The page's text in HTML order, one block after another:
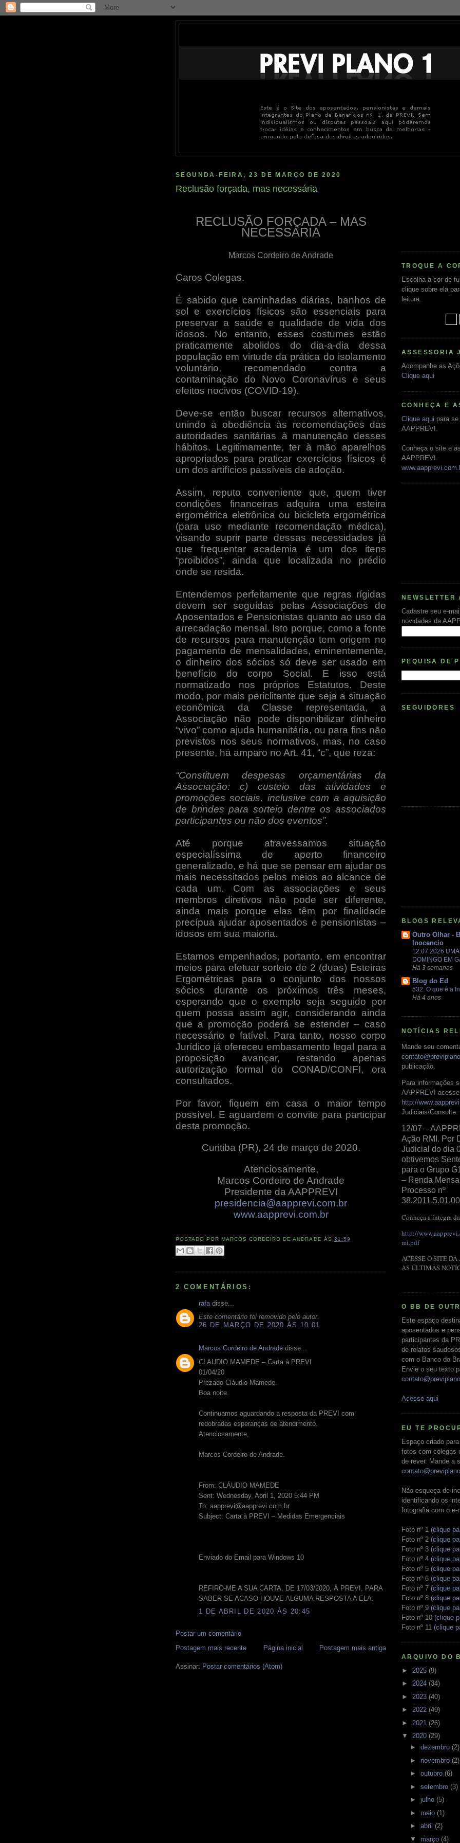
SEGUNDA-FEIRA, 23 DE MARÇO DE 2020
Reclusão forçada, mas necessária
RECLUSÃO FORÇADA – MAS
NECESSÁRIA
Marcos Cordeiro de Andrade
Caros Colegas.
É sabido que caminhadas diárias, banhos de
sol e exercícios físicos são essenciais para
preservar a saúde e qualidade de vida dos
idosos. No entanto, esses costumes estão
praticamente abolidos do dia-a-dia dessa
população em virtude da prática do isolamento
voluntário, recomendado contra a
contaminação do Novo Coronavírus e seus
efeitos nocivos (COVID-19).
Deve-se então buscar recursos alternativos,
unindo a obediência às recomendações das
autoridades sanitárias à manutenção desses
hábitos. Legitimamente, ter à mão aparelhos
apropriados para praticar exercícios físicos é
um dos artifícios passíveis de adoção.
Assim, reputo conveniente que, quem tiver
condições financeiras adquira uma esteira
ergométrica eletrônica ou bicicleta ergométrica
(para uso mediante recomendação médica),
visando suprir parte dessas necessidades já
que frequentar academia é um dos itens
“proibidos”, ainda que localizada no prédio
onde se resida.
Entendemos perfeitamente que regras rígidas
devem ser seguidas pelas Associações de
Aposentados e Pensionistas quanto ao uso da
arrecadação mensal. Isto porque, como a fonte
de recursos para manutenção tem origem no
pagamento de mensalidades, eminentemente,
o dinheiro dos sócios só deve ser usado em
benefício do corpo Social. E isso está
normatizado nos próprios Estatutos. Deste
modo, por mais periclitante que seja a situação
econômica da Classe representada, a
Associação não pode disponibilizar dinheiro
“vivo” como ajuda humanitária, ou para fins não
previstos nos seus normativos, mas, no caso
presente, há amparo no Art. 41, “c”, que reza:
“Constituem despesas orçamentárias da
Associação: c) custeio das atividades e
promoções sociais, inclusive com a aquisição
de brindes para sorteio dentre os associados
participantes ou não dos eventos”.
Até porque atravessamos situação
especialíssima de aperto financeiro
generalizado, e há que se pensar em ajudar os
mais necessitados pelos meios ao alcance de
cada um. Com as associações e seus
membros diretivos não pode ser diferente,
ainda mais porque elas têm por finalidade
precípua ajudar aposentados e pensionistas –
idosos em sua maioria.
Estamos empenhados, portanto, em encontrar
meios para efetuar sorteio de 2 (duas) Esteiras
Ergométricas para o conjunto dos nossos
sócios durante os próximos três meses,
esperando que o exemplo seja seguido por
quem possa assim agir, considerando ainda
que a promoção poderá se estender – caso
necessário e fatível. Para tanto, nosso corpo
Jurídico já ofereceu embasamento legal para a
proposição avançar, restando apenas
autorização formal do CONAD/CONFI, ora
consultados.
Por favor, fiquem em casa o maior tempo
possível. E aguardem o convite para participar
desta promoção.
Curitiba (PR), 24 de março de 2020.
Atenciosamente,
Marcos Cordeiro de Andrade
Presidente da AAPPREVI
presidencia@aapprevi.com.br
www.aapprevi.com.br
POSTADO PORMARCOS CORDEIRO DE ANDRADE ÀS 21:59
2 COMENTÁRIOS:
rafa disse...
Este comentário foi removido pelo autor.
26 DE MARÇO DE 2020 ÀS 10:01
Marcos Cordeiro de Andrade disse...
CLAUDIO MAMEDE – Carta à PREVI
01/04/20
Prezado Cláudio Mamede.
Boa noite.
Continuamos aguardando a resposta da PREVI com
redobradas esperanças de atendimento.
Atenciosamente,
Marcos Cordeiro de Andrade.
From: CLÁUDIO MAMEDE
Sent: Wednesday, April 1, 2020 5:44 PM
To: aapprevi@aapprevi.com.br
Subject: Carta à PREVI – Medidas Emergenciais
Enviado do Email para Windows 10
REFIRO-ME A SUA CARTA, DE 17/03/2020, À PREVI, PARA
SABER SE ACASO HOUVE ALGUMA RESPOSTA A ELA.
1 DE ABRIL DE 2020 ÀS 20:45
Postar um comentário
Postagem mais recente
Postagem mais antiga
Página inicial
Assinar: Postar comentários (Atom)
TROQUE A
Escolha a cor de
clique sobre ela
leitura.
ASSESSORIA
Acompanhe as
Clique aqui
CONHEÇA E
Clique aqui para
AAPPREVI.
Conheça o site e
AAPPREVI.
NEWSLETTER
Cadastre seu e-
novidades da
PEQUISA DE
SEGUIDORES
BLOGS
Outro Olhar -
Inocencio
12.07.2026
DOMINGO EM
Há 3 semanas
Blog do Ed
532. O que é a
Há 4 anos
NOTÍCIAS
Mande seu
publicação.
Para informações
AAPPREVI
http://
Judiciais/Consulte.
12/07 –
Ação RMI. Por
Judicial do dia
obtivemos
para o Grupo
– Renda
Processo nº
Conheça a íntegra
http://
mi.pdf
ACESSE O SITE DA
AS ÚLTIMAS
O BB DE
Este espaço
aposentados e
participantes da
de relatos
com o Banco do
Envie o seu texto
Acesse aqui
EU TE
Espaço criado
fotos com colegas
de rever. Mande a
Não esqueça de
identificando os
fotografia com o e-
Foto nº 1 (clique
Foto nº 2 (clique
Foto nº 3 (clique
Foto nº 4 (clique
Foto nº 5 (clique
Foto nº 6 (clique
Foto nº 7 (clique
Foto nº 8 (clique
Foto nº 9 (clique
Foto nº 10 (clique
Foto nº 11 (clique
ARQUIVO DO
► 2025 (9)
► 2024 (34)
► 2023 (40)
► 2022 (49)
► 2021 (26)
▼ 2020 (29)
► dezembro (2)
► novembro (2)
► outubro (6)
► setembro (3)
► julho (5)
► maio (1)
► abril (2)
▼ março (4)